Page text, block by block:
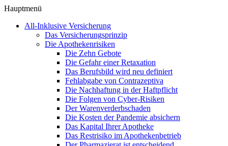
Hauptmenü
All-Inklusive Versicherung
Das Versicherungsprinzip
Die Apothekenrisiken
Die Zehn Gebote
Die Gefahr einer Retaxation
Das Berufsbild wird neu definiert
Fehlabgabe von Contrazeptiva
Die Nachhaftung in der Haftpflicht
Die Folgen von Cyber-Risiken
Der Warenverderbschaden
Die Kosten der Pandemie absichern
Das Kapital Ihrer Apotheke
Das Restrisiko im Apothekenbetrieb